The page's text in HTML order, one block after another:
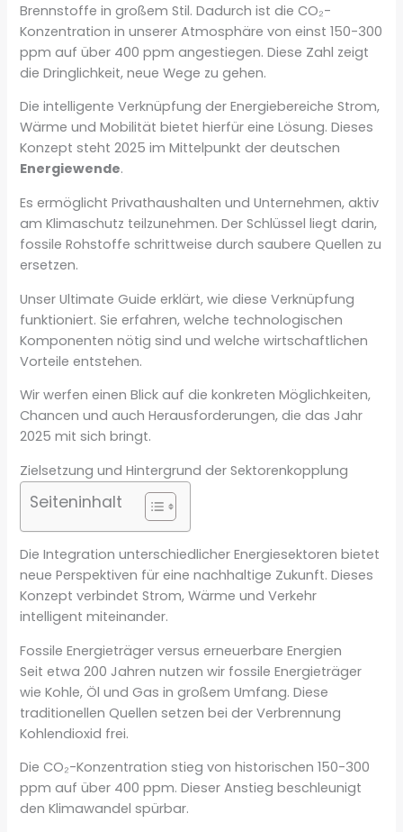
Brennstoffe in großem Stil. Dadurch ist die CO₂-
Konzentration in unserer Atmosphäre von einst 150-300
ppm auf über 400 ppm angestiegen. Diese Zahl zeigt
die Dringlichkeit, neue Wege zu gehen.
Die intelligente Verknüpfung der Energiebereiche Strom,
Wärme und Mobilität bietet hierfür eine Lösung. Dieses
Konzept steht 2025 im Mittelpunkt der deutschen
Energiewende.
Es ermöglicht Privathaushalten und Unternehmen, aktiv
am Klimaschutz teilzunehmen. Der Schlüssel liegt darin,
fossile Rohstoffe schrittweise durch saubere Quellen zu
ersetzen.
Unser Ultimate Guide erklärt, wie diese Verknüpfung
funktioniert. Sie erfahren, welche technologischen
Komponenten nötig sind und welche wirtschaftlichen
Vorteile entstehen.
Wir werfen einen Blick auf die konkreten Möglichkeiten,
Chancen und auch Herausforderungen, die das Jahr
2025 mit sich bringt.
Zielsetzung und Hintergrund der Sektorenkopplung
Seiteninhalt
Die Integration unterschiedlicher Energiesektoren bietet
neue Perspektiven für eine nachhaltige Zukunft. Dieses
Konzept verbindet Strom, Wärme und Verkehr
intelligent miteinander.
Fossile Energieträger versus erneuerbare Energien
Seit etwa 200 Jahren nutzen wir fossile Energieträger
wie Kohle, Öl und Gas in großem Umfang. Diese
traditionellen Quellen setzen bei der Verbrennung
Kohlendioxid frei.
Die CO₂-Konzentration stieg von historischen 150-300
ppm auf über 400 ppm. Dieser Anstieg beschleunigt
den Klimawandel spürbar.